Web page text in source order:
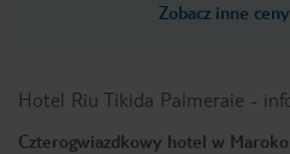
Zobacz inne
Hotel Riu Tikida Palmeraie -
Czterogwiazdkowy hotel w